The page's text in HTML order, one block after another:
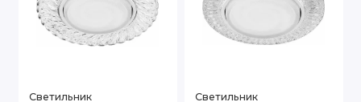
Светильник
Светильник